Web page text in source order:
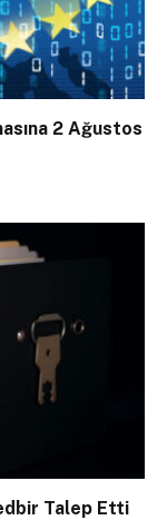
2 Ağustos
Talep Etti